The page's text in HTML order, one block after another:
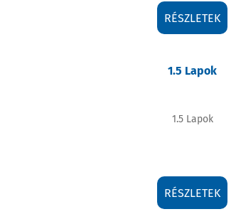
RÉSZLETEK
1.5 Lapok
1.5 Lapok
RÉSZLETEK